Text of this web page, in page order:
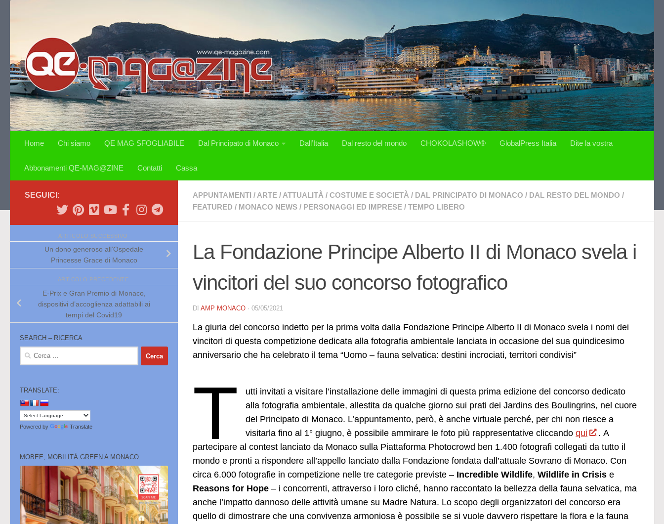
Home Chi siamo QE MAG SFOGLIABILE Dal Principato di Monaco Dall’Italia Dal resto del mondo CHOKOLASHOW® GlobalPress Italia Dite la vostra
Abbonamenti QE-MAG@ZINE Contatti Cassa
APPUNTAMENTI / ARTE / ATTUALITÀ / COSTUME E SOCIETÀ / DAL PRINCIPATO DI MONACO / DAL RESTO DEL MONDO /
FEATURED / MONACO NEWS / PERSONAGGI ED IMPRESE / TEMPO LIBERO
La Fondazione Principe Alberto II di Monaco svela i
vincitori del suo concorso fotografico
DI AMP MONACO · 05/05/2021
La giuria del concorso indetto per la prima volta dalla Fondazione Principe Alberto II di Monaco svela i nomi dei
vincitori di questa competizione dedicata alla fotografia ambientale lanciata in occasione del sua quindicesimo
anniversario che ha celebrato il tema “Uomo – fauna selvatica: destini incrociati, territori condivisi”
T
utti invitati a visitare l’installazione delle immagini di questa prima edizione del concorso dedicato
alla fotografia ambientale, allestita da qualche giorno sui prati dei Jardins des Boulingrins, nel cuore
del Principato di Monaco. L’appuntamento, però, è anche virtuale perché, per chi non riesce a
visitarla fino al 1° giugno, è possibile ammirare le foto più rappresentative cliccandoqui
. A
partecipare al contest lanciato da Monaco sulla Piattaforma Photocrowd ben 1.400 fotografi collegati da tutto il
mondo e pronti a rispondere all’appello lanciato dalla Fondazione fondata dall’attuale Sovrano di Monaco. Con
circa 6.000 fotografie in competizione nelle tre categorie previste – Incredible Wildlife, Wildlife in Crisis e
Reasons for Hope – i concorrenti, attraverso i loro cliché, hanno raccontato la bellezza della fauna selvatica, ma
anche l’impatto dannoso delle attività umane su Madre Natura. Lo scopo degli organizzatori del concorso era
quello di dimostrare che una convivenza armoniosa è possibile se si vuole davvero rispettare la flora e la fauna
SEGUICI:
ARTICOLO SUCCESSIVO
Un dono generoso all’Ospedale
Princesse Grace di Monaco
ARTICOLO PRECEDENTE
E-Prix e Gran Premio di Monaco,
dispositivi d’accoglienza adattabili ai
tempi del Covid19
SEARCH – RICERCA
Ricerca
TRANSLATE:
Powered by Translate
MOBEE, MOBILITÀ GREEN A MONACO